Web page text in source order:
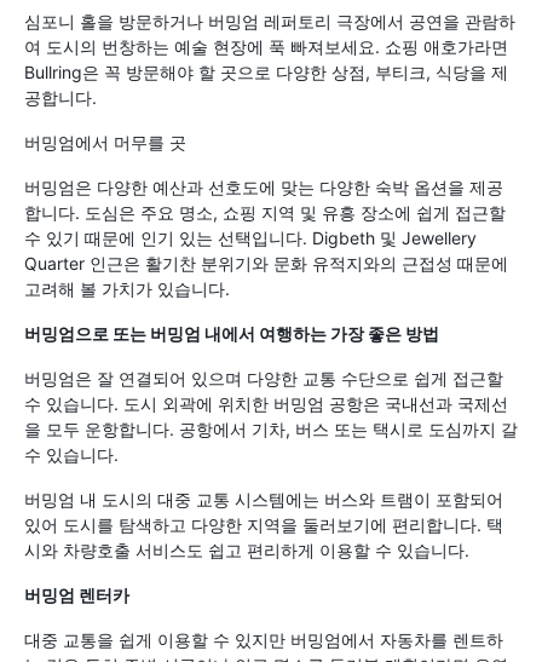
심포니 홀을 방문하거나 버밍엄 레퍼토리 극장에서 공연을 관람하
여 도시의 번창하는 예술 현장에 푹 빠져보세요. 쇼핑 애호가라면
Bullring은 꼭 방문해야 할 곳으로 다양한 상점, 부티크, 식당을 제
공합니다.
버밍엄에서 머무를 곳
버밍엄은 다양한 예산과 선호도에 맞는 다양한 숙박 옵션을 제공
합니다. 도심은 주요 명소, 쇼핑 지역 및 유흥 장소에 쉽게 접근할
수 있기 때문에 인기 있는 선택입니다. Digbeth 및 Jewellery
Quarter 인근은 활기찬 분위기와 문화 유적지와의 근접성 때문에
고려해 볼 가치가 있습니다.
버밍엄으로 또는 버밍엄 내에서 여행하는 가장 좋은 방법
버밍엄은 잘 연결되어 있으며 다양한 교통 수단으로 쉽게 접근할
수 있습니다. 도시 외곽에 위치한 버밍엄 공항은 국내선과 국제선
을 모두 운항합니다. 공항에서 기차, 버스 또는 택시로 도심까지 갈
수 있습니다.
버밍엄 내 도시의 대중 교통 시스템에는 버스와 트램이 포함되어
있어 도시를 탐색하고 다양한 지역을 둘러보기에 편리합니다. 택
시와 차량호출 서비스도 쉽고 편리하게 이용할 수 있습니다.
버밍엄 렌터카
대중 교통을 쉽게 이용할 수 있지만 버밍엄에서 자동차를 렌트하